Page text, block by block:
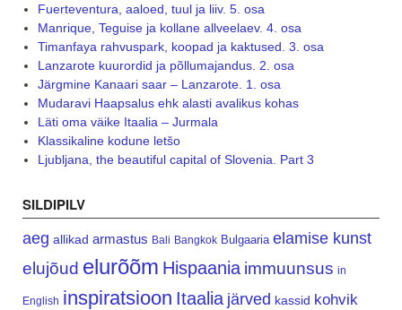
Fuerteventura, aaloed, tuul ja liiv. 5. osa
Manrique, Teguise ja kollane allveelaev. 4. osa
Timanfaya rahvuspark, koopad ja kaktused. 3. osa
Lanzarote kuurordid ja põllumajandus. 2. osa
Järgmine Kanaari saar – Lanzarote. 1. osa
Mudaravi Haapsalus ehk alasti avalikus kohas
Läti oma väike Itaalia – Jurmala
Klassikaline kodune letšo
Ljubljana, the beautiful capital of Slovenia. Part 3
SILDIPILV
aeg allikad armastus Bali Bangkok Bulgaaria elamise kunst
elujõud elurõõm Hispaania immuunsus in
English inspiratsioon Itaalia järved kassid kohvik